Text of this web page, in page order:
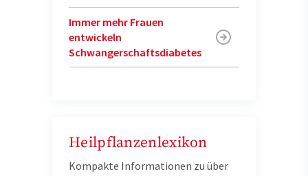
Immer mehr Frauen
entwickeln
Schwangerschaftsdiabetes
Heilpflanzenlexikon
Kompakte Informationen zu über